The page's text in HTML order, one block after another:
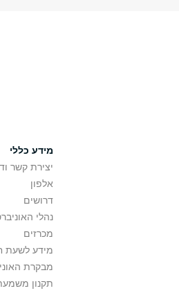
מידע כללי
יצירת קשר
אלפון
דרושים
נהלי
מכרזים
מידע לשעת
מבקרת
תקנון